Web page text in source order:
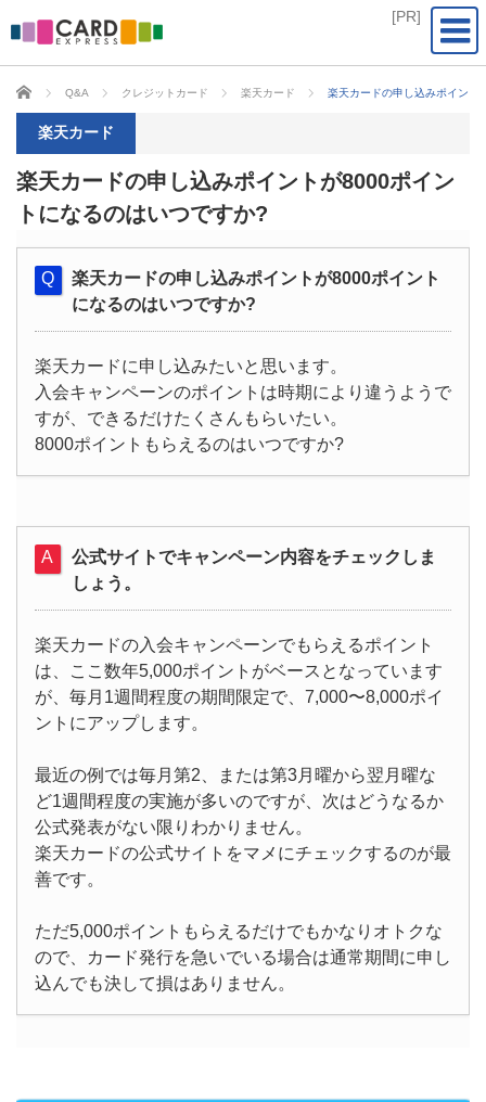
CARD EXPRESS
Q&A クレジットカード 楽天カード 楽天カードの申し込みポイント
楽天カード
楽天カードの申し込みポイントが8000ポイン
トになるのはいつですか?
楽天カードの申し込みポイントが8000ポイント
になるのはいつですか?
楽天カードに申し込みたいと思います。
入会キャンペーンのポイントは時期により違うようで
すが、できるだけたくさんもらいたい。
8000ポイントもらえるのはいつですか?
公式サイトでキャンペーン内容をチェックしま
しょう。
楽天カードの入会キャンペーンでもらえるポイント
は、ここ数年5,000ポイントがベースとなっています
が、毎月1週間程度の期間限定で、7,000〜8,000ポイ
ントにアップします。
最近の例では毎月第2、または第3月曜から翌月曜な
ど1週間程度の実施が多いのですが、次はどうなるか
公式発表がない限りわかりません。
楽天カードの公式サイトをマメにチェックするのが最
善です。
ただ5,000ポイントもらえるだけでもかなりオトクな
ので、カード発行を急いでいる場合は通常期間に申し
込んでも決して損はありません。